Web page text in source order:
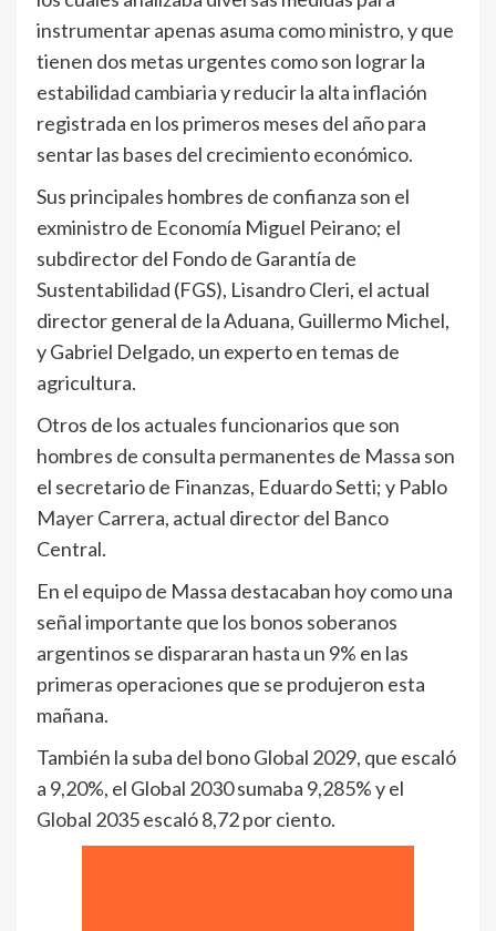
instrumentar apenas asuma como ministro, y que
tienen dos metas urgentes como son lograr la
estabilidad cambiaria y reducir la alta inflación
registrada en los primeros meses del año para
sentar las bases del crecimiento económico.
Sus principales hombres de confianza son el
exministro de Economía Miguel Peirano; el
subdirector del Fondo de Garantía de
Sustentabilidad (FGS), Lisandro Cleri, el actual
director general de la Aduana, Guillermo Michel,
y Gabriel Delgado, un experto en temas de
agricultura.
Otros de los actuales funcionarios que son
hombres de consulta permanentes de Massa son
el secretario de Finanzas, Eduardo Setti; y Pablo
Mayer Carrera, actual director del Banco
Central.
En el equipo de Massa destacaban hoy como una
señal importante que los bonos soberanos
argentinos se dispararan hasta un 9% en las
primeras operaciones que se produjeron esta
mañana.
También la suba del bono Global 2029, que escaló
a 9,20%, el Global 2030 sumaba 9,285% y el
Global 2035 escaló 8,72 por ciento.